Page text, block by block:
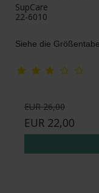
SupCare
22-6010
Siehe die
EUR 26,00
EUR 22,00